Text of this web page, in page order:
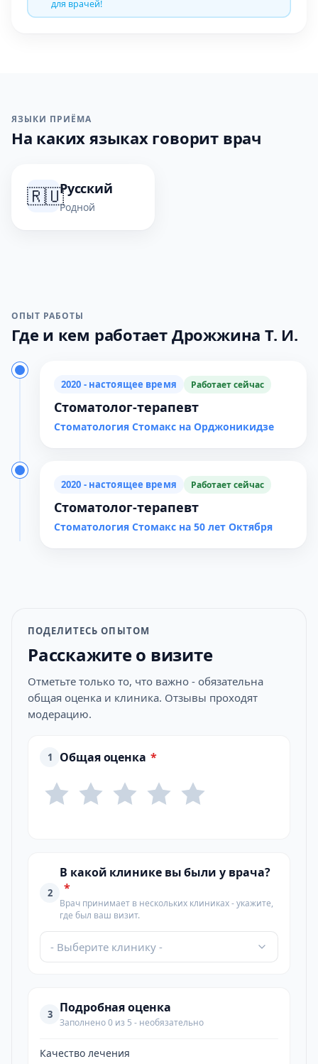
для врачей!
ЯЗЫКИ ПРИЁМА
На каких языках говорит врач
🇷🇺Русский
Родной
ОПЫТ РАБОТЫ
Где и кем работает Дрожжина Т. И.
2020 - настоящее время Работает сейчас
Стоматолог-терапевт
Стоматология Стомакс на Орджоникидзе
2020 - настоящее время Работает сейчас
Стоматолог-терапевт
Стоматология Стомакс на 50 лет Октября
ПОДЕЛИТЕСЬ ОПЫТОМ
Расскажите о визите
Отметьте только то, что важно - обязательна
общая оценка и клиника. Отзывы проходят
модерацию.
1 Общая оценка *
2
В какой клинике вы были у врача?
*
Врач принимает в нескольких клиниках - укажите,
где был ваш визит.
- Выберите клинику -
3 Подробная оценка
Заполнено 0 из 5 - необязательно
Качество лечения